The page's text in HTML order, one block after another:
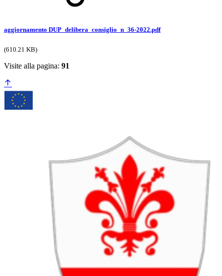
aggiornamento DUP_delibera_consiglio_n_36-2022.pdf
(610.21 KB)
Visite alla pagina: 91